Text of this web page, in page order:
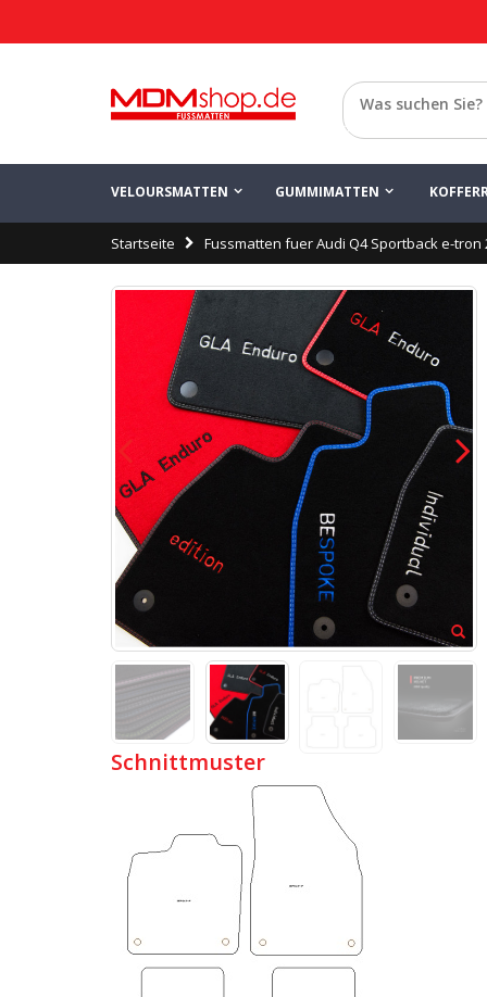
Zurück
VELOURSMATTEN GUMMIMATTEN
Startseite Fussmatten fuer Audi Q4 Sportback e-tron
Schnittmuster